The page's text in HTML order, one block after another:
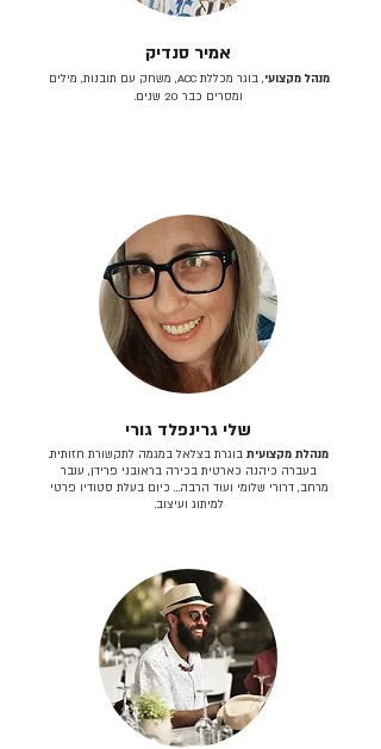
אמיר סנדיק
מנהל מקצועי
, בוגר מכללת ACC, משחק עם תובנות, מילים
ומסרים כבר 20 שנים.
שלי גרינפלד גורי
מנהלת מקצועית בוגרת בצלאל במגמה לתקשורת חזותית.
בעברה כיהנה כארטית בכירה בראובני פרידן, ענבר
מרחב, דרורי שלומי ועוד הרבה… כיום בעלת סטודיו פרטי
למיתוג ועיצוב.